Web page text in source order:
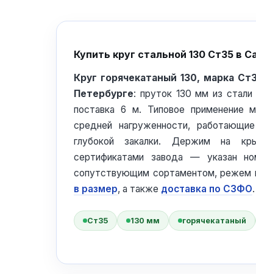
Купить круг стальной 130 Ст35 в
Круг горячекатаный 130, марка
Петербурге: пруток 130 мм из
поставка 6 м. Типовое применение
средней нагруженности,
глубокой закалки. Держим на
сертификатами завода — указан
сопутствующим сортаментом, режем
в размер, а также доставка по СЗФО.
Ст35 130 мм горячекатаный